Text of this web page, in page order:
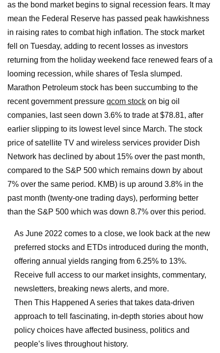
as the bond market begins to signal recession fears. It may
mean the Federal Reserve has passed peak hawkishness
in raising rates to combat high inflation. The stock market
fell on Tuesday, adding to recent losses as investors
returning from the holiday weekend face renewed fears of a
looming recession, while shares of Tesla slumped.
Marathon Petroleum stock has been succumbing to the
recent government pressure qcom stock on big oil
companies, last seen down 3.6% to trade at $78.81, after
earlier slipping to its lowest level since March. The stock
price of satellite TV and wireless services provider Dish
Network has declined by about 15% over the past month,
compared to the S&P 500 which remains down by about
7% over the same period. KMB) is up around 3.8% in the
past month (twenty-one trading days), performing better
than the S&P 500 which was down 8.7% over this period.
As June 2022 comes to a close, we look back at the new
preferred stocks and ETDs introduced during the month,
offering annual yields ranging from 6.25% to 13%.
Receive full access to our market insights, commentary,
newsletters, breaking news alerts, and more.
Then This Happened A series that takes data-driven
approach to tell fascinating, in-depth stories about how
policy choices have affected business, politics and
people’s lives throughout history.